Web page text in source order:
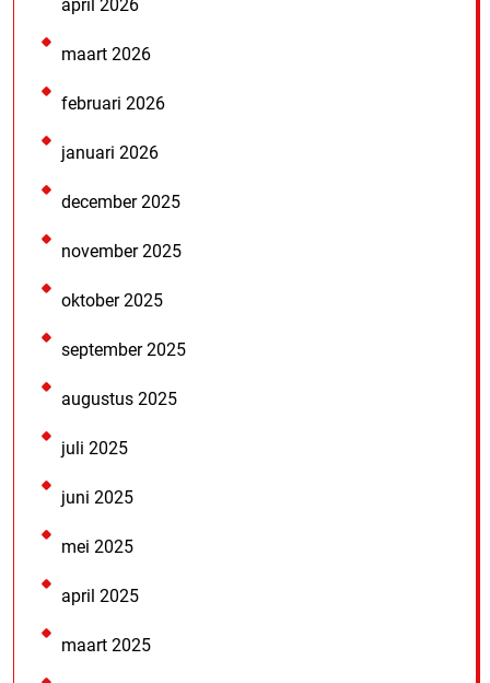
april 2026
maart 2026
februari 2026
januari 2026
december 2025
november 2025
oktober 2025
september 2025
augustus 2025
juli 2025
juni 2025
mei 2025
april 2025
maart 2025